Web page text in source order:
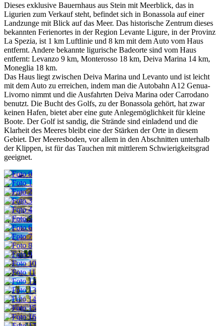
Dieses exklusive Bauernhaus aus Stein mit Meerblick, das in
Ligurien zum Verkauf steht, befindet sich in Bonassola auf einer
Landzunge mit Blick auf das Meer. Das historische Zentrum dieses
bekannten Ferienortes in der Region Levante Ligure, in der Provinz
La Spezia, ist 1 km Luftlinie und 8 km mit dem Auto vom Haus
entfernt. Andere bekannte ligurische Badeorte sind vom Haus
entfernt: Levanzo 9 km, Monterosso 18 km, Deiva Marina 14 km,
Moneglia 18 km.
Das Haus liegt zwischen Deiva Marina und Levanto und ist leicht
mit dem Auto zu erreichen, indem man die Autobahn A12 Genua-
Livorno nimmt und die Ausfahrten Deiva Marina oder Carrodano
benutzt. Die Bucht des Golfs, zu der Bonassola gehört, hat zwar
keinen Hafen, bietet aber eine gute Anlegemöglichkeit für kleine
Boote. Der Golf ist sandig, die Strände sind einladend und die
Klarheit des Meeres bleibt eine der Stärken der Orte in diesem
Gebiet. Der Meeresboden, vor allem in den Abschnitten unterhalb
der Klippen, ist für das Tauchen mit mittlerem Schwierigkeitsgrad
geeignet.